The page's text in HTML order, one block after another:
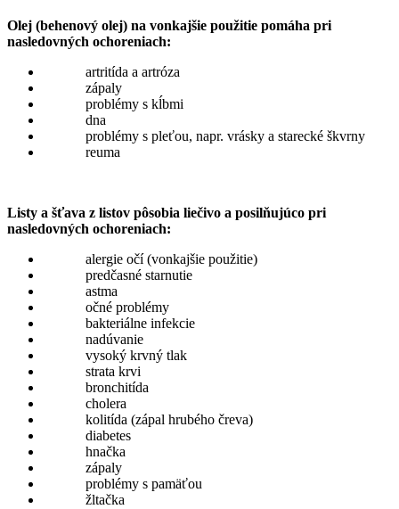
Olej (behenový olej) na vonkajšie použitie pomáha pri
nasledovných ochoreniach:
artritída a artróza
zápaly
problémy s kĺbmi
dna
problémy s pleťou, napr. vrásky a starecké škvrny
reuma
Listy a šťava z listov pôsobia liečivo a posilňujúco pri
nasledovných ochoreniach:
alergie očí (vonkajšie použitie)
predčasné starnutie
astma
očné problémy
bakteriálne infekcie
nadúvanie
vysoký krvný tlak
strata krvi
bronchitída
cholera
kolitída (zápal hrubého čreva)
diabetes
hnačka
zápaly
problémy s pamäťou
žltačka